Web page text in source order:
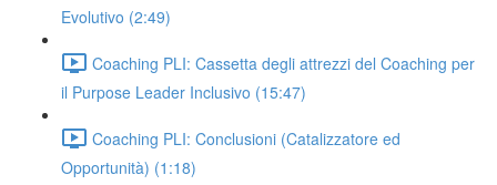
Evolutivo (2:49)
Coaching PLI: Cassetta degli attrezzi del Coaching per
il Purpose Leader Inclusivo (15:47)
Coaching PLI: Conclusioni (Catalizzatore ed
Opportunità) (1:18)